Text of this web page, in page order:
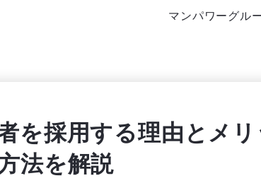
マンパワーグル
を採用する理由とメ
法を解説